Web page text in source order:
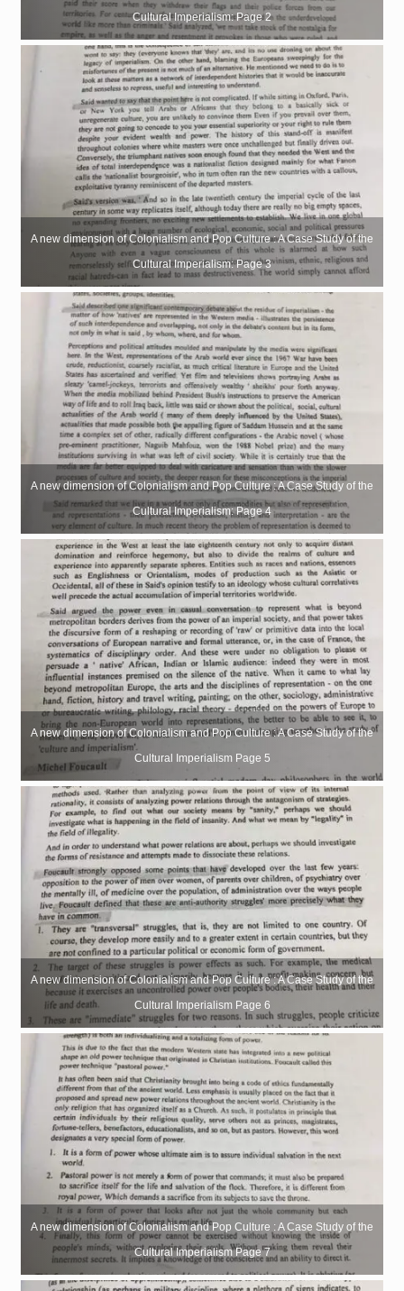
Cultural Imperialism: Page 2
A new dimension of Colonialism and Pop Culture : A Case Study of the
Cultural Imperialism: Page 3
A new dimension of Colonialism and Pop Culture : A Case Study of the
Cultural Imperialism: Page 4
A new dimension of Colonialism and Pop Culture : A Case Study of the
Cultural Imperialism Page 5
A new dimension of Colonialism and Pop Culture : A Case Study of the
Cultural Imperialism Page 6
A new dimension of Colonialism and Pop Culture : A Case Study of the
Cultural Imperialism Page 7